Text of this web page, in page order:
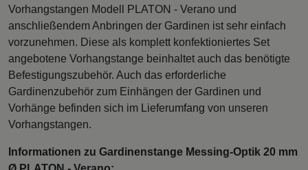
Vorhangstangen Modell PLATON - Verano und
anschließendem Anbringen der Gardinen ist sehr einfach
vorzunehmen. Diese als komplett konfektioniertes Set
angebotene Vorhangstange beinhaltet auch das benötigte
Befestigungszubehör. Auch das erforderliche
Gardinenzubehör zum Einhängen der Gardinen und
Vorhänge befinden sich im Lieferumfang von unseren
Vorhangstangen.
Informationen zu Gardinenstange Messing-Optik 20 mm